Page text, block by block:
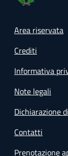
Footer
Area riservata
Crediti
Informativa
Note legali
Dichiarazione
Contatti
Prenotazione